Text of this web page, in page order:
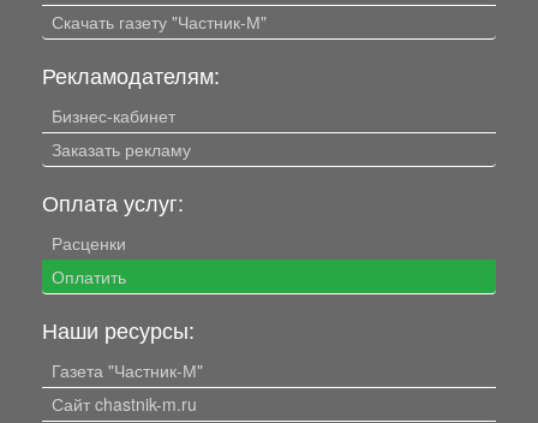
Скачать газету "Частник-М"
Рекламодателям:
Бизнес-кабинет
Заказать рекламу
Оплата услуг:
Расценки
Оплатить
Наши ресурсы:
Газета "Частник-М"
Сайт chastnik-m.ru